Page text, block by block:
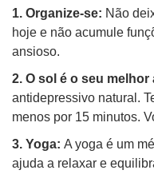
1. Organize-se: Não
hoje e não acumule
ansioso.
2. O sol é o seu melhor
antidepressivo natural.
menos por 15 minutos.
3. Yoga: A yoga é um
ajuda a relaxar e